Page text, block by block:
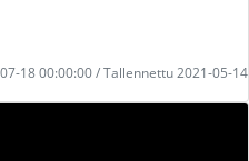
18 00:00:00 / Tallennettu 2021-05-14